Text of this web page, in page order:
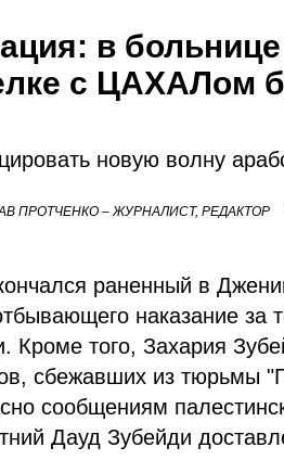
в
с ЦАХАЛом
новую волну
ПРОТЧЕНКО – ЖУРНАЛИСТ, РЕДАКТОР
раненный в
наказание за
Кроме того, Захария
сбежавших из тюрьмы
сообщениям
Дауд Зубейди